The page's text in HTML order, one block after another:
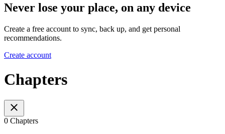
Never lose your place, on any device
Create a free account to sync, back up, and get personal
recommendations.
Create account
Chapters
0 Chapters